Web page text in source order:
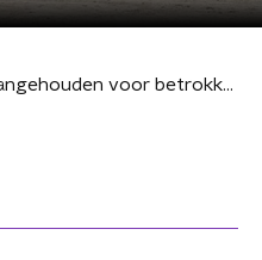
Eerste verdachte aangehouden voor betrokkenheid bij fatale mishandeling Carlo (27)